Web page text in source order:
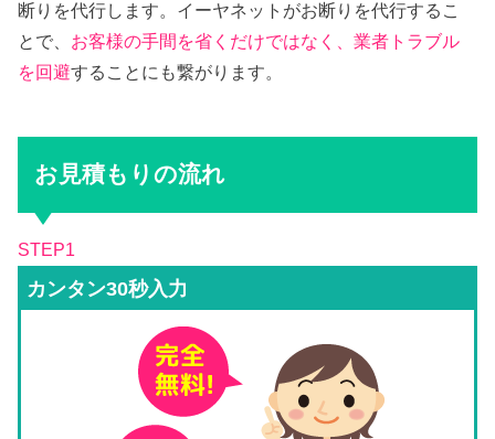
断りを代行します。イーヤネットがお断りを代行するこ
とで、 お客様の手間を省くだけではなく、業者トラブル
を回避することにも繋がります。
お見積もりの流れ
STEP1
カンタン30秒入力